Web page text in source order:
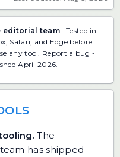
editorial team · Tested in
Safari, and Edge before
any tool. Report a bug -
April 2026.
The
has shipped